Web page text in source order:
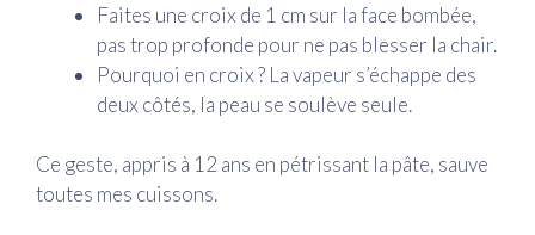
Faites une croix de 1 cm sur la face bombée,
pas trop profonde pour ne pas blesser la chair.
Pourquoi en croix ? La vapeur s’échappe des
deux côtés, la peau se soulève seule.
Ce geste, appris à 12 ans en pétrissant la pâte, sauve
toutes mes cuissons.